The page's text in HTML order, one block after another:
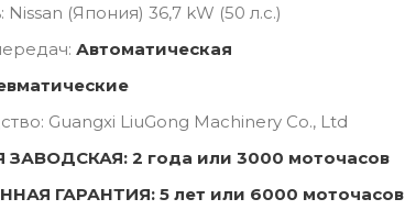
Nissan (Япония) 36,7 kW (50 л.с.)
Автоматическая
Guangxi LiuGong Machinery Co., Ltd
ЗАВОДСКАЯ: 2 года или 3000 моточасов
ГАРАНТИЯ: 5 лет или 6000 моточасов